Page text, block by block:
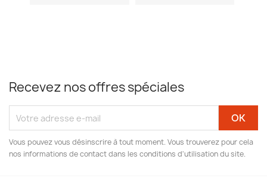
Recevez nos offres spéciales
Vous pouvez vous désinscrire à tout moment. Vous trouverez pour cela
nos informations de contact dans les conditions d'utilisation du site.